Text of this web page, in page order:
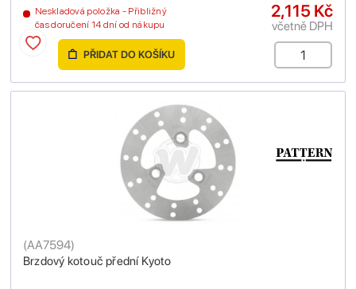
Neskladová položka - Přibližný
čas doručení 14 dní od nákupu
2,115 Kč
včetně DPH
PŘIDAT DO KOŠÍKU
Brzdový kotouč přední Kyoto
(AA7594)